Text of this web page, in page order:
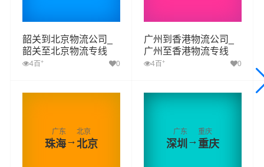
韶关到北京物流公司_
韶关至北京物流专线
4百 + 0
广州到香港物流公司_
广州至香港物流专线
4百 + 0
广东
珠海→
北京
北京
广东
深圳→
重庆
重庆